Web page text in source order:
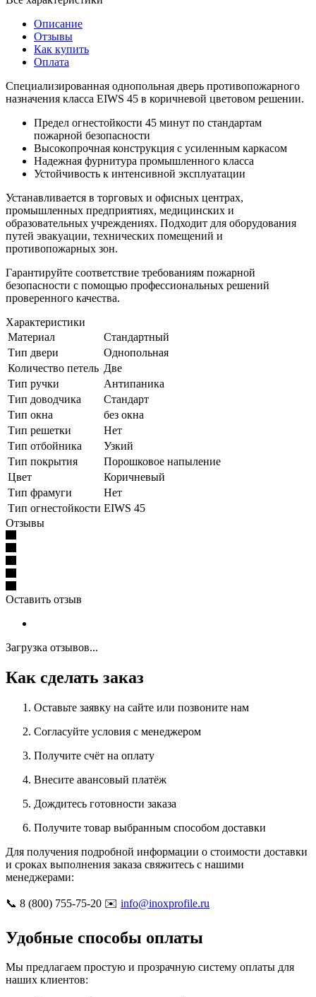
Описание
Отзывы
Как купить
Оплата
Специализированная однопольная дверь противопожарного
назначения класса EIWS 45 в коричневой цветовом решении.
Предел огнестойкости 45 минут по стандартам
пожарной безопасности
Высокопрочная конструкция с усиленным каркасом
Надежная фурнитура промышленного класса
Устойчивость к интенсивной эксплуатации
Устанавливается в торговых и офисных центрах,
промышленных предприятиях, медицинских и
образовательных учреждениях. Подходит для оборудования
путей эвакуации, технических помещений и
противопожарных зон.
Гарантируйте соответствие требованиям пожарной
безопасности с помощью профессиональных решений
проверенного качества.
Характеристики
Материал
Стандартный
Тип двери
Однопольная
Количество петель Две
Тип ручки
Антипаника
Тип доводчика
Стандарт
Тип окна
без окна
Тип решетки
Нет
Тип отбойника
Узкий
Тип покрытия
Порошковое напыление
Цвет
Коричневый
Тип фрамуги
Нет
Тип огнестойкости EIWS 45
Отзывы
Оставить отзыв
Загрузка отзывов...
Как сделать заказ
Оставьте заявку на сайте или позвоните нам
Согласуйте условия с менеджером
Получите счёт на оплату
Внесите авансовый платёж
Дождитесь готовности заказа
Получите товар выбранным способом доставки
Для получения подробной информации о стоимости доставки
и сроках выполнения заказа свяжитесь с нашими
менеджерами:
📞 8 (800) 755-75-20 ✉️ info@inoxprofile.ru
Удобные способы оплаты
Мы предлагаем простую и прозрачную систему оплаты для
наших клиентов: